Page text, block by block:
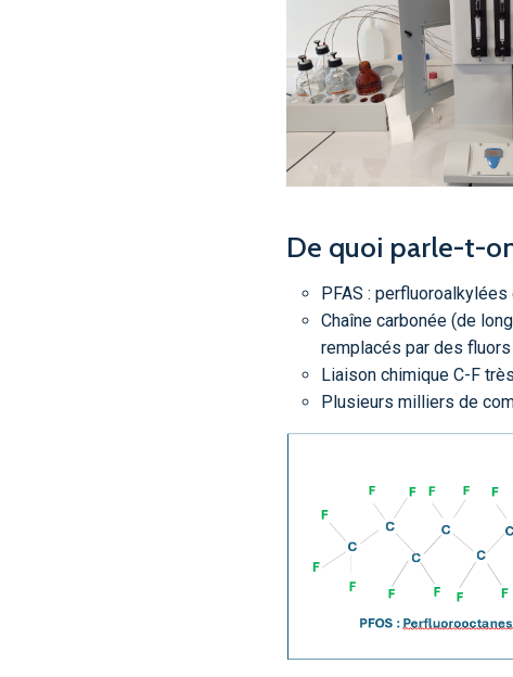
De quoi parle-t-
PFAS :
Chaîne carbonée (de
remplacés par des fluors
Liaison chimique C-F
Plusieurs milliers de